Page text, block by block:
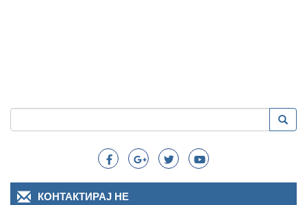
Search
Пребарување
КОНТАКТИРАЈ НЕ